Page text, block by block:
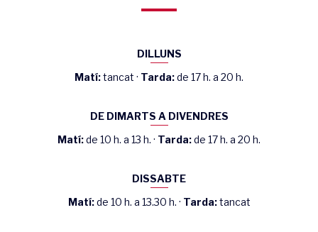
DILLUNS
Matí:tancat · Tarda:de 17 h. a 20 h.
DE DIMARTS A DIVENDRES
Matí:de 10 h. a 13 h. · Tarda:de 17 h. a 20 h.
DISSABTE
Matí:de 10 h. a 13.30 h. · Tarda:tancat